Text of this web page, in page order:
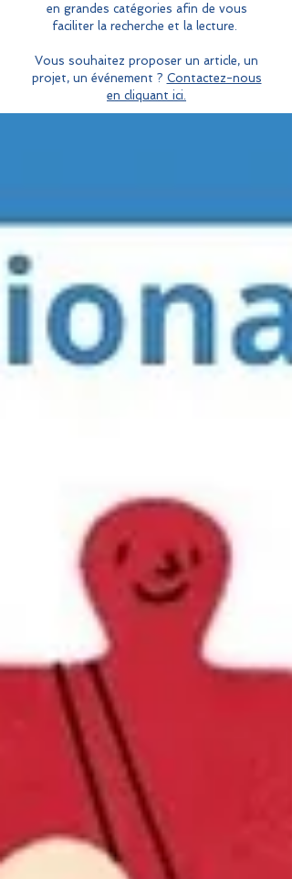
en grandes catégories afin de vous
faciliter la recherche et la lecture.
Vous souhaitez proposer un article, un
projet, un événement ? Contactez-nous
en cliquant ici.